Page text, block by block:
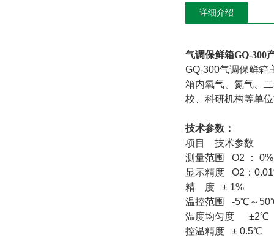
详细介绍
气调保鲜箱GQ-300
GQ-300气调保鲜箱
箱内氧气、氮气、
校、科研机构等单
技术参数：
项目 技术参数
测量范围 O2 ：
显示精度 O2：
精 度 ± 1%
温控范围 -5℃～
温度均匀度
控温精度 ± 0.5℃